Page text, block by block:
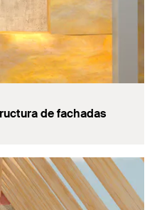
de fachadas